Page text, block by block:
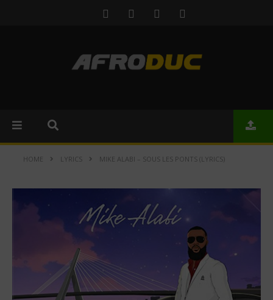
HOME LYRICS MIKE ALABI – SOUS LES PONTS (LYRICS)